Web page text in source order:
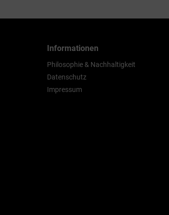
Informationen
Philosophie & Nachhaltigkeit
Datenschutz
Impressum